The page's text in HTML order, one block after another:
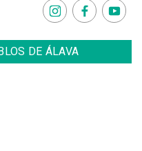
DE ÁLAVA